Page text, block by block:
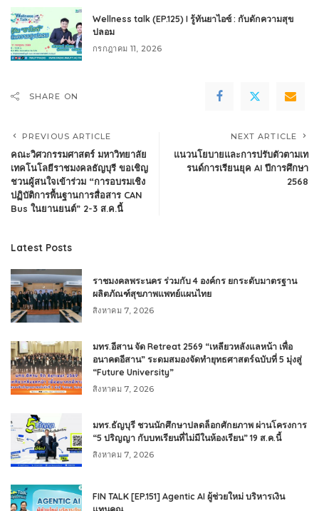
Wellness talk (EP.125) I รู้ทันยาไอซ์ : กับดักความสุข
ปลอม
กรกฎาคม 11, 2026
SHARE ON
PREVIOUS ARTICLE
คณะวิศวกรรมศาสตร์ มหาวิทยาลัย
เทคโนโลยีราชมงคลธัญบุรี ขอเชิญ
ชวนผู้สนใจเข้าร่วม “การอบรมเชิง
ปฏิบัติการพื้นฐานการสื่อสาร CAN
Bus ในยานยนต์” 2-3 ส.ค.นี้
NEXT ARTICLE
แนวนโยบายและการปรับตัวตามเท
รนด์การเรียนยุค AI ปีการศึกษา
2568
Latest Posts
ราชมงคลพระนคร ร่วมกับ 4 องค์กร ยกระดับมาตรฐาน
ผลิตภัณฑ์สุขภาพแพทย์แผนไทย
สิงหาคม 7, 2026
มทร.อีสาน จัด Retreat 2569 “เหลียวหลังแลหน้า เพื่อ
อนาคตอีสาน” ระดมสมองจัดทำยุทธศาสตร์ฉบับที่ 5 มุ่งสู่
“Future University”
สิงหาคม 7, 2026
มทร.ธัญบุรี ชวนนักศึกษาปลดล็อกศักยภาพ ผ่านโครงการ
“5 ปริญญา กับบทเรียนที่ไม่มีในห้องเรียน” 19 ส.ค.นี้
สิงหาคม 7, 2026
FIN TALK [EP.151] Agentic AI ผู้ช่วยใหม่ บริหารเงิน